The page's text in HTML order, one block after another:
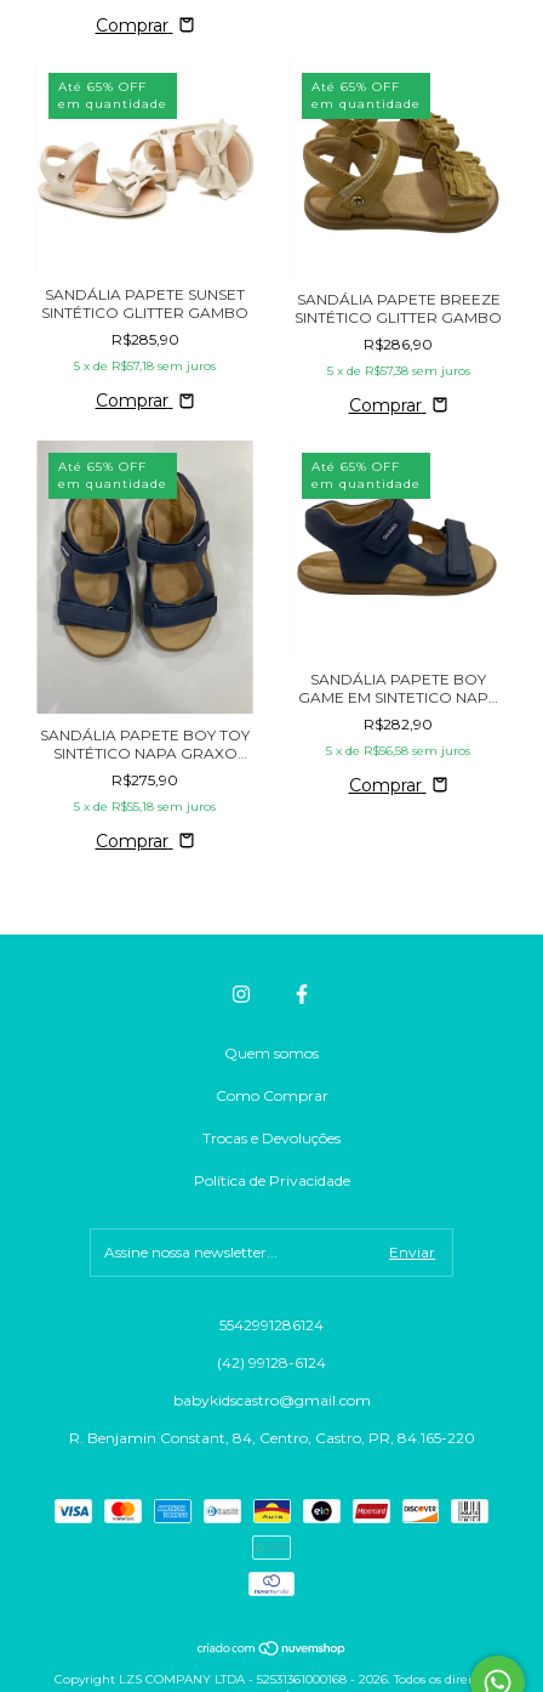
Comprar
Até 65% OFF
em quantidade
SANDÁLIA PAPETE SUNSET
SINTÉTICO GLITTER GAMBO
R$285,90
5 x de R$57,18 sem juros
Comprar
Até 65% OFF
em quantidade
SANDÁLIA PAPETE BREEZE
SINTÉTICO GLITTER GAMBO
R$286,90
5 x de R$57,38 sem juros
Comprar
Até 65% OFF
em quantidade
SANDÁLIA PAPETE BOY TOY
SINTÉTICO NAPA GRAXO
GAMBO
R$275,90
5 x de R$55,18 sem juros
Comprar
Até 65% OFF
em quantidade
SANDÁLIA PAPETE BOY
GAME EM SINTETICO NAPA
BABY GAMBO
R$282,90
5 x de R$56,58 sem juros
Comprar
Quem somos
Como Comprar
Trocas e Devoluções
Política de Privacidade
5542991286124
(42) 99128-6124
babykidscastro@gmail.com
R. Benjamin Constant, 84, Centro, Castro, PR, 84.165-220
Copyright LZS COMPANY LTDA - 52531361000168 - 2026. Todos os direitos